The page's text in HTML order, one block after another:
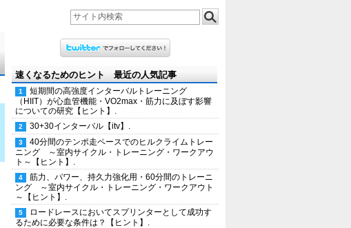
速くなるためのヒント 最近の人気記事
短期間の高強度インターバルトレーニング
（HIIT）が心血管機能・VO2max・筋力に及ぼす影響
についての研究【ヒント】.
30+30インターバル【itv】.
40分間のテンポ走ペースでのヒルクライムトレー
ニング ～室内サイクル・トレーニング・ワークアウ
ト～【ヒント】.
筋力、パワー、持久力強化用・60分間のトレーニ
ング ～室内サイクル・トレーニング・ワークアウト
～【ヒント】.
ロードレースにおいてスプリンターとして成功す
るために必要な条件は？【ヒント】.